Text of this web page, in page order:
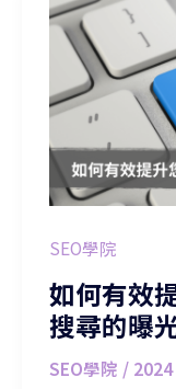
SEO學院
如何有效
搜尋的曝
SEO學院 /